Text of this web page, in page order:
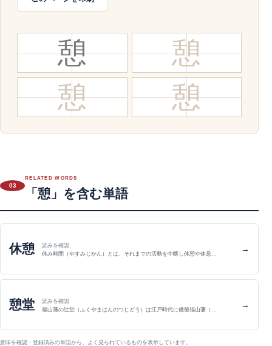
憩
憩
憩
憩
03
RELATED WORDS
「憩」を含む単語
休憩
読みを確認
休み時間（やすみじかん）とは、それまでの活動を中断し休憩や休息…
→
憩堂
読みを確認
福山藩の辻堂（ふくやまはんのつじどう）は江戸時代に備後福山藩（…
→
意味を確認・登録済みの単語から、よく見られているものを表示しています。